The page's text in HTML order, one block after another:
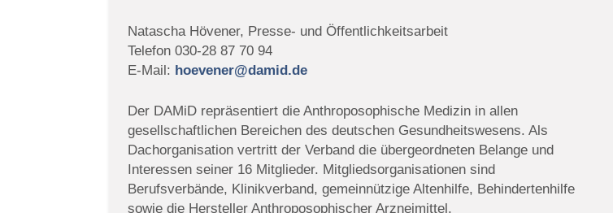
Natascha Hövener, Presse- und Öffentlichkeitsarbeit
Telefon 030-28 87 70 94
E-Mail: hoevener@damid.de
Der DAMiD repräsentiert die Anthroposophische Medizin in allen
gesellschaftlichen Bereichen des deutschen Gesundheitswesens. Als
Dachorganisation vertritt der Verband die übergeordneten Belange und
Interessen seiner 16 Mitglieder. Mitgliedsorganisationen sind
Berufsverbände, Klinikverband, gemeinnützige Altenhilfe, Behindertenhilfe
sowie die Hersteller Anthroposophischer Arzneimittel.